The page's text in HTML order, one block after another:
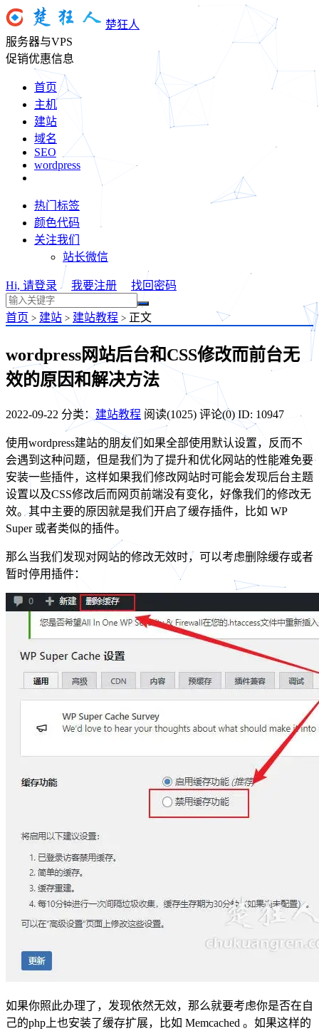
楚狂人
服务器与VPS
促销优惠信息
首页
主机
建站
域名
SEO
wordpress
热门标签
颜色代码
关注我们
站长微信
Hi, 请登录 我要注册 找回密码
首页 > 建站 > 建站教程 > 正文
wordpress网站后台和CSS修改而前台无
效的原因和解决方法
2022-09-22 分类： 建站教程 阅读(1025) 评论(0) ID: 10947
使用wordpress建站的朋友们如果全部使用默认设置，反而不
会遇到这种问题，但是我们为了提升和优化网站的性能难免要
安装一些插件，这样如果我们修改网站时可能会发现后台主题
设置以及CSS修改后而网页前端没有变化，好像我们的修改无
效。其中主要的原因就是我们开启了缓存插件，比如 WP
Super 或者类似的插件。
那么当我们发现对网站的修改无效时，可以考虑删除缓存或者
暂时停用插件：
如果你照此办理了，发现依然无效，那么就要考虑你是否在自
己的php上也安装了缓存扩展，比如 Memcached 。如果这样的